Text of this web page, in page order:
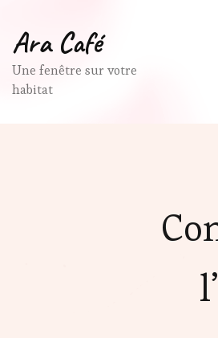
Ara Café
Une fenêtre sur votre
habitat